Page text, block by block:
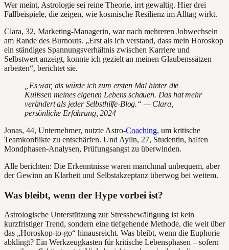
Wer meint, Astrologie sei reine Theorie, irrt gewaltig. Hier drei
Fallbeispiele, die zeigen, wie kosmische Resilienz im Alltag wirkt.
Clara, 32, Marketing-Managerin, war nach mehreren Jobwechseln
am Rande des Burnouts. „Erst als ich verstand, dass mein Horoskop
ein ständiges Spannungsverhältnis zwischen Karriere und
Selbstwert anzeigt, konnte ich gezielt an meinen Glaubenssätzen
arbeiten“, berichtet sie.
„Es war, als würde ich zum ersten Mal hinter die
Kulissen meines eigenen Lebens schauen. Das hat mehr
verändert als jeder Selbsthilfe-Blog.“ — Clara,
persönliche Erfahrung, 2024
Jonas, 44, Unternehmer, nutzte Astro-Coaching, um kritische
Teamkonflikte zu entschärfen. Und Aylin, 27, Studentin, halfen
Mondphasen-Analysen, Prüfungsangst zu überwinden.
Alle berichten: Die Erkenntnisse waren manchmal unbequem, aber
der Gewinn an Klarheit und Selbstakzeptanz überwog bei weitem.
Was bleibt, wenn der Hype vorbei ist?
Astrologische Unterstützung zur Stressbewältigung ist kein
kurzfristiger Trend, sondern eine tiefgehende Methode, die weit über
das „Horoskop-to-go“ hinausreicht. Was bleibt, wenn die Euphorie
abklingt? Ein Werkzeugkasten für kritische Lebensphasen – sofern